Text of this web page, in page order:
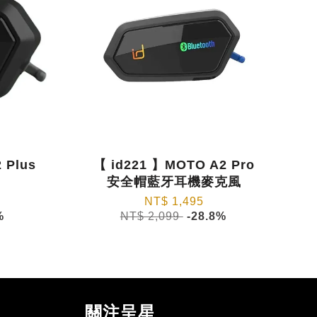
Plus
【 id221 】MOTO A2 Pro
安全帽藍牙耳機麥克風
NT$ 1,495
NT$ 2,099 -28.8%
關注呈星